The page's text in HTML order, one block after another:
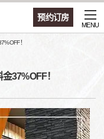
预约订房
MENU
！
37%OFF！